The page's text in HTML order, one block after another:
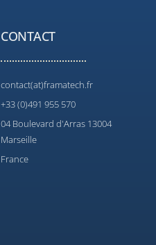
CONTACT
contact(at)framatech.fr
+33 (0)491 955 570
04 Boulevard d'Arras 13004
Marseille
France